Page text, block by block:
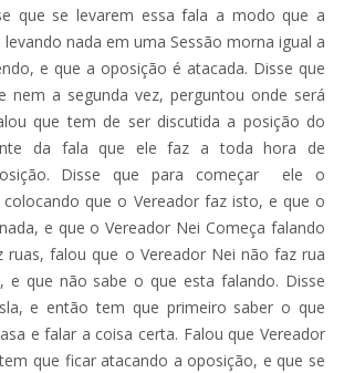
que se levarem essa fala a modo que a
nada em uma Sessão morna igual a
e que a oposição é atacada. Disse que
nem a segunda vez, perguntou onde será
que tem de ser discutida a posição do
da fala que ele faz a toda hora de
Disse que para começar ele o
que o Vereador faz isto, e que o
e que o Vereador Nei Começa falando
ruas, falou que o Vereador Nei não faz rua
e que não sabe o que esta falando. Disse
e então tem que primeiro saber o que
e falar a coisa certa. Falou que Vereador
que ficar atacando a oposição, e que se